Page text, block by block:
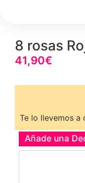
8 rosas
41,90€
Te lo llevemos a
Añade una